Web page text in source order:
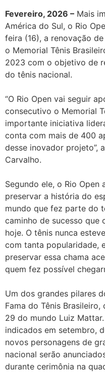
Fevereiro, 2026 – Mais
América do Sul, o Rio
feira (16), a renovação
o Memorial Tênis
2023 com o objetivo de
do tênis nacional.
“O Rio Open vai seguir
consecutivo o Memorial
importante iniciativa
conta com mais de 400
desse inovador projeto”,
Carvalho.
Segundo ele, o Rio
preservar a história do
mundo que fez parte do
caminho de sucesso que
hoje. O tênis nunca
com tanta popularidade,
preservar essa chama
quem fez possível
Um dos grandes pilares
Fama do Tênis
29 do mundo Luiz
indicados em setembro,
novos personagens de
nacional serão
durante cerimônia na